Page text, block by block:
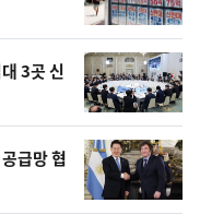
3곳 신
급망 협